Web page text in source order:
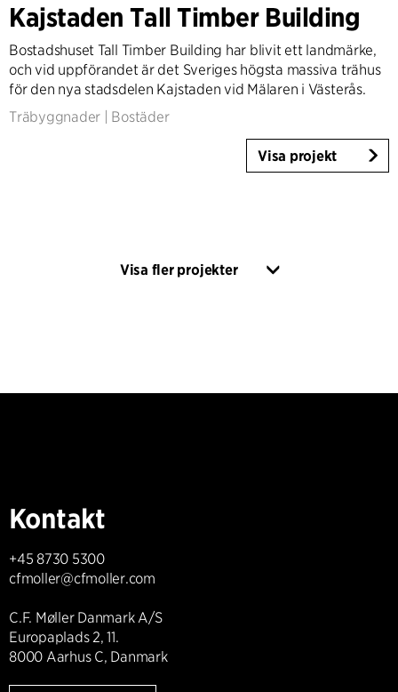
Kajstaden Tall Timber Building
Bostadshuset Tall Timber Building har blivit ett landmärke,
och vid uppförandet är det Sveriges högsta massiva trähus
för den nya stadsdelen Kajstaden vid Mälaren i Västerås.
Träbyggnader
Bostäder
Visa projekt
Visa fler projekter
Kontakt
+45 8730 5300
cfmoller@cfmoller.com
C.F. Møller Danmark A/S
Europaplads 2, 11.
8000 Aarhus C, Danmark